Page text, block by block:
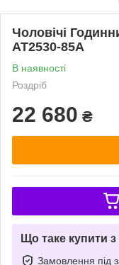
Чоловічі
AT2530-85A
В наявності
Роздріб
22 680 ₴
Що таке купити
Замовлення під